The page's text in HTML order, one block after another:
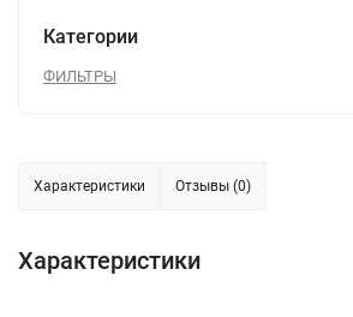
Категории
ФИЛЬТРЫ
Характеристики Отзывы (0)
Характеристики